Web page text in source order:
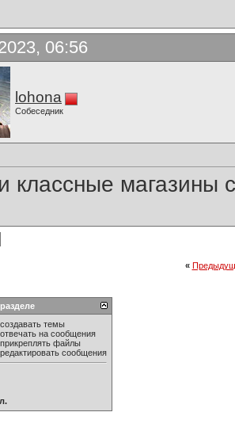
06:56
lohona
Собеседник
классные магазины
«
создавать темы
отвечать на сообщения
прикреплять файлы
редактировать сообщения